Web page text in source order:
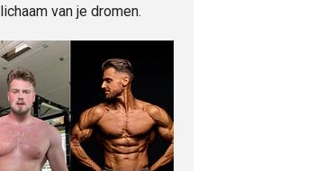
lichaam van je dromen.